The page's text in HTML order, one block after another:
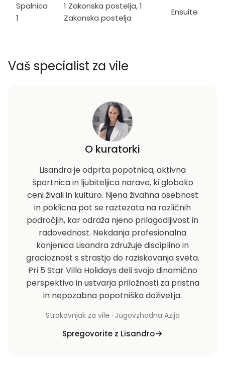
Spalnica
1
1 Zakonska postelja, 1
Zakonska postelja
Ensuite
Vaš specialist za vile
O kuratorki
Lisandra je odprta popotnica, aktivna
športnica in ljubiteljica narave, ki globoko
ceni živali in kulturo. Njena živahna osebnost
in poklicna pot se raztezata na različnih
področjih, kar odraža njeno prilagodljivost in
radovednost. Nekdanja profesionalna
konjenica Lisandra združuje disciplino in
gracioznost s strastjo do raziskovanja sveta.
Pri 5 Star Villa Holidays deli svojo dinamično
perspektivo in ustvarja priložnosti za pristna
in nepozabna popotniška doživetja.
Strokovnjak za vile · Jugovzhodna Azija
Spregovorite z Lisandro